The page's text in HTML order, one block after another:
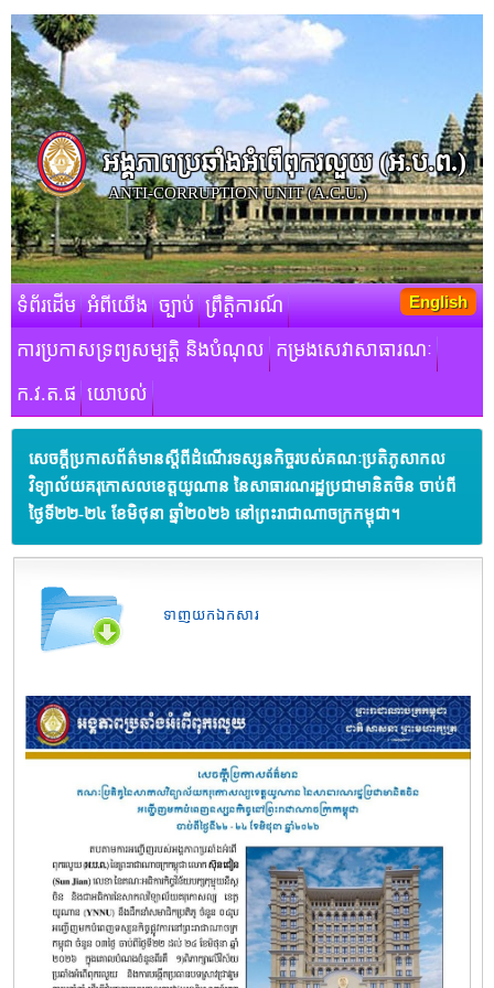
អង្គភាពប្រឆាំងអំពើពុករលួយ​ (អ.ប.ព.)
ANTI-CORRUPTION UNIT (A.C.U.)
ទំព័រដើម អំពីយើង ច្បាប់ ព្រឹត្តិការណ៍
ការប្រកាសទ្រព្យសម្បត្តិ និងបំណុល កម្រងសេវាសាធារណៈ
ក.វ.ត.ផ យោបល់
English
សេចក្ដីប្រកាសព័ត៌មានស្ដីពីដំណើរទស្សនកិច្ចរបស់គណៈប្រតិភូសាកល
វិទ្យាល័យគរុកោសលខេត្តយូណាន នៃសាធារណរដ្ឋប្រជាមានិតចិន ចាប់ពី
ថ្ងៃទី២២-២៤ ខែមិថុនា ឆ្នាំ២០២៦ នៅព្រះរាជាណាចក្រកម្ពុជា។
ទាញយកឯកសារ